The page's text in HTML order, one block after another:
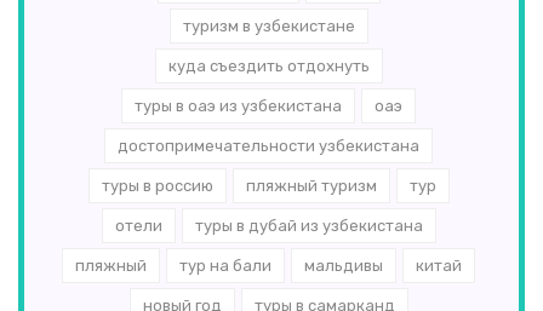
туризм в узбекистане
куда съездить отдохнуть
туры в оаэ из узбекистана оаэ
достопримечательности узбекистана
туры в россию пляжный туризм тур
отели туры в дубай из узбекистана
пляжный тур на бали мальдивы китай
новый год туры в самарканд